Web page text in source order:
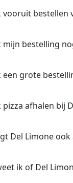
vooruit bestellen
mijn bestelling
een grote
pizza afhalen bij
Del Limone ook
ik of Del